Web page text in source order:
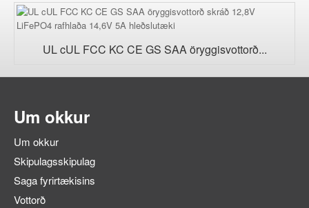
UL cUL FCC KC CE GS SAA öryggisvottorð...
Um okkur
Um okkur
Skipulagsskipulag
Saga fyrirtækisins
Vottorð